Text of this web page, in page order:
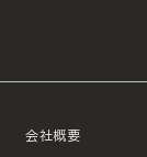
会社概要